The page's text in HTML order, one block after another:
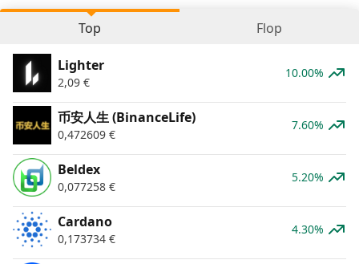
Top Flop
Lighter
2,09 €
10.00%
币安人生 (BinanceLife)
0,472609 €
7.60%
Beldex
0,077258 €
5.20%
Cardano
0,173734 €
4.30%